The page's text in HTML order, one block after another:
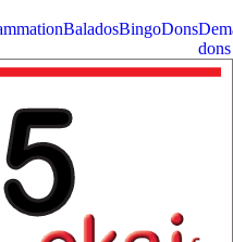
BaladosBingoDons
dons